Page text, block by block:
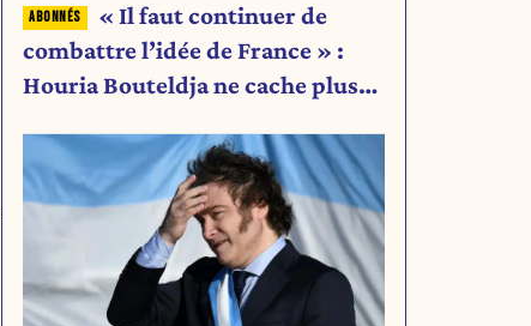
« Il faut continuer de
combattre l’idée de France » :
Houria Bouteldja ne cache plus